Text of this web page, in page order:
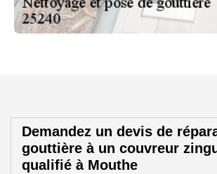
Demandez un devis de
gouttière à un couvreur
qualifié à Mouthe